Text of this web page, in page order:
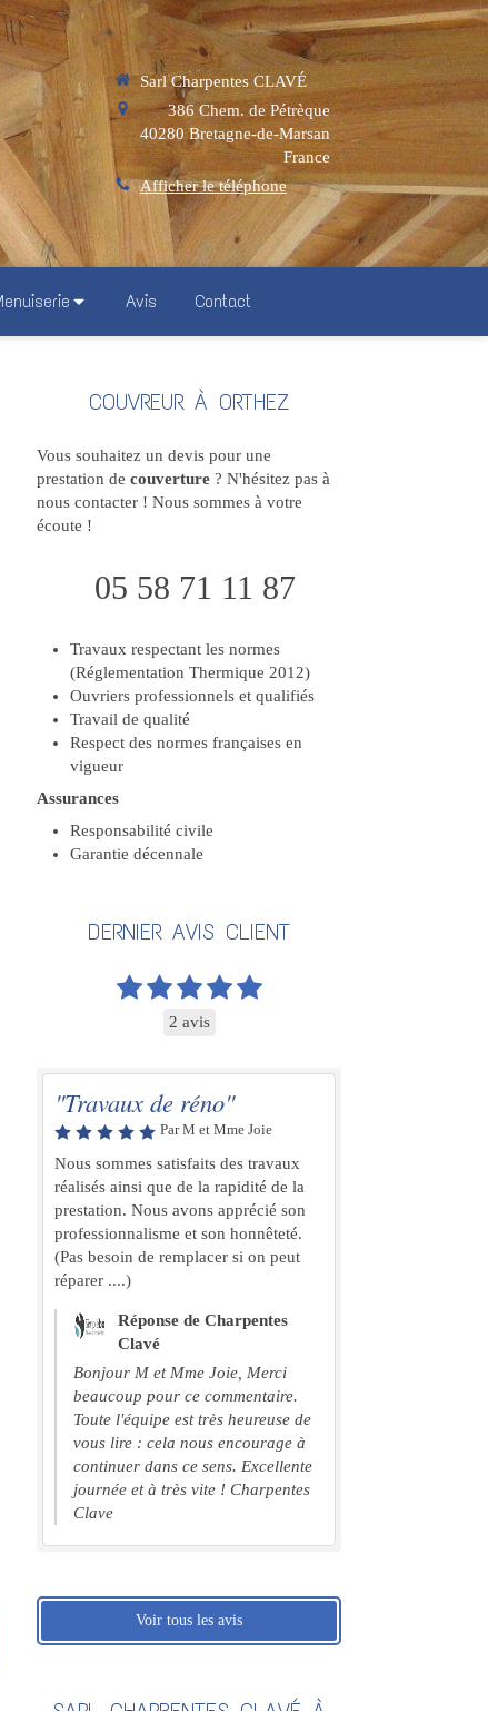
Sarl Charpentes CLAVÉ
386 Chem. de Pétrèque
40280 Bretagne-de-Marsan
France
Afficher le téléphone
Avis Contact
COUVREUR À ORTHEZ
Vous souhaitez un devis pour une
prestation decouverture ? N'hésitez pas à
nous contacter ! Nous sommes à votre
écoute !
05 58 71 11 87
Travaux respectant les normes
(Réglementation Thermique 2012)
Ouvriers professionnels et qualifiés
Travail de qualité
Respect des normes françaises en
vigueur
Assurances
Responsabilité civile
Garantie décennale
DERNIER AVIS CLIENT
2 avis
"Travaux de réno"
Par M et Mme Joie
Nous sommes satisfaits des travaux
réalisés ainsi que de la rapidité de la
prestation. Nous avons apprécié son
professionnalisme et son honnêteté.
(Pas besoin de remplacer si on peut
réparer ....)
Réponse de Charpentes
Clavé
Bonjour M et Mme Joie, Merci
beaucoup pour ce commentaire.
Toute l'équipe est très heureuse de
vous lire : cela nous encourage à
continuer dans ce sens. Excellente
journée et à très vite ! Charpentes
Clave
Voir tous les avis